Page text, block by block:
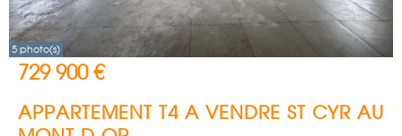
5 photo(s)
729 900 €
APPARTEMENT T4 A VENDRE ST CYR AU